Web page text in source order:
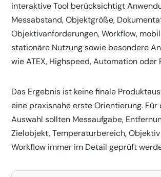
interaktive Tool berücksichtigt
Messabstand, Objektgröße,
Objektivanforderungen, Workflow,
stationäre Nutzung sowie besondere
wie ATEX, Highspeed, Automation oder
Das Ergebnis ist keine finale
eine praxisnahe erste Orientierung. Für
Auswahl sollten Messaufgabe,
Zielobjekt, Temperaturbereich,
Workflow immer im Detail geprüft